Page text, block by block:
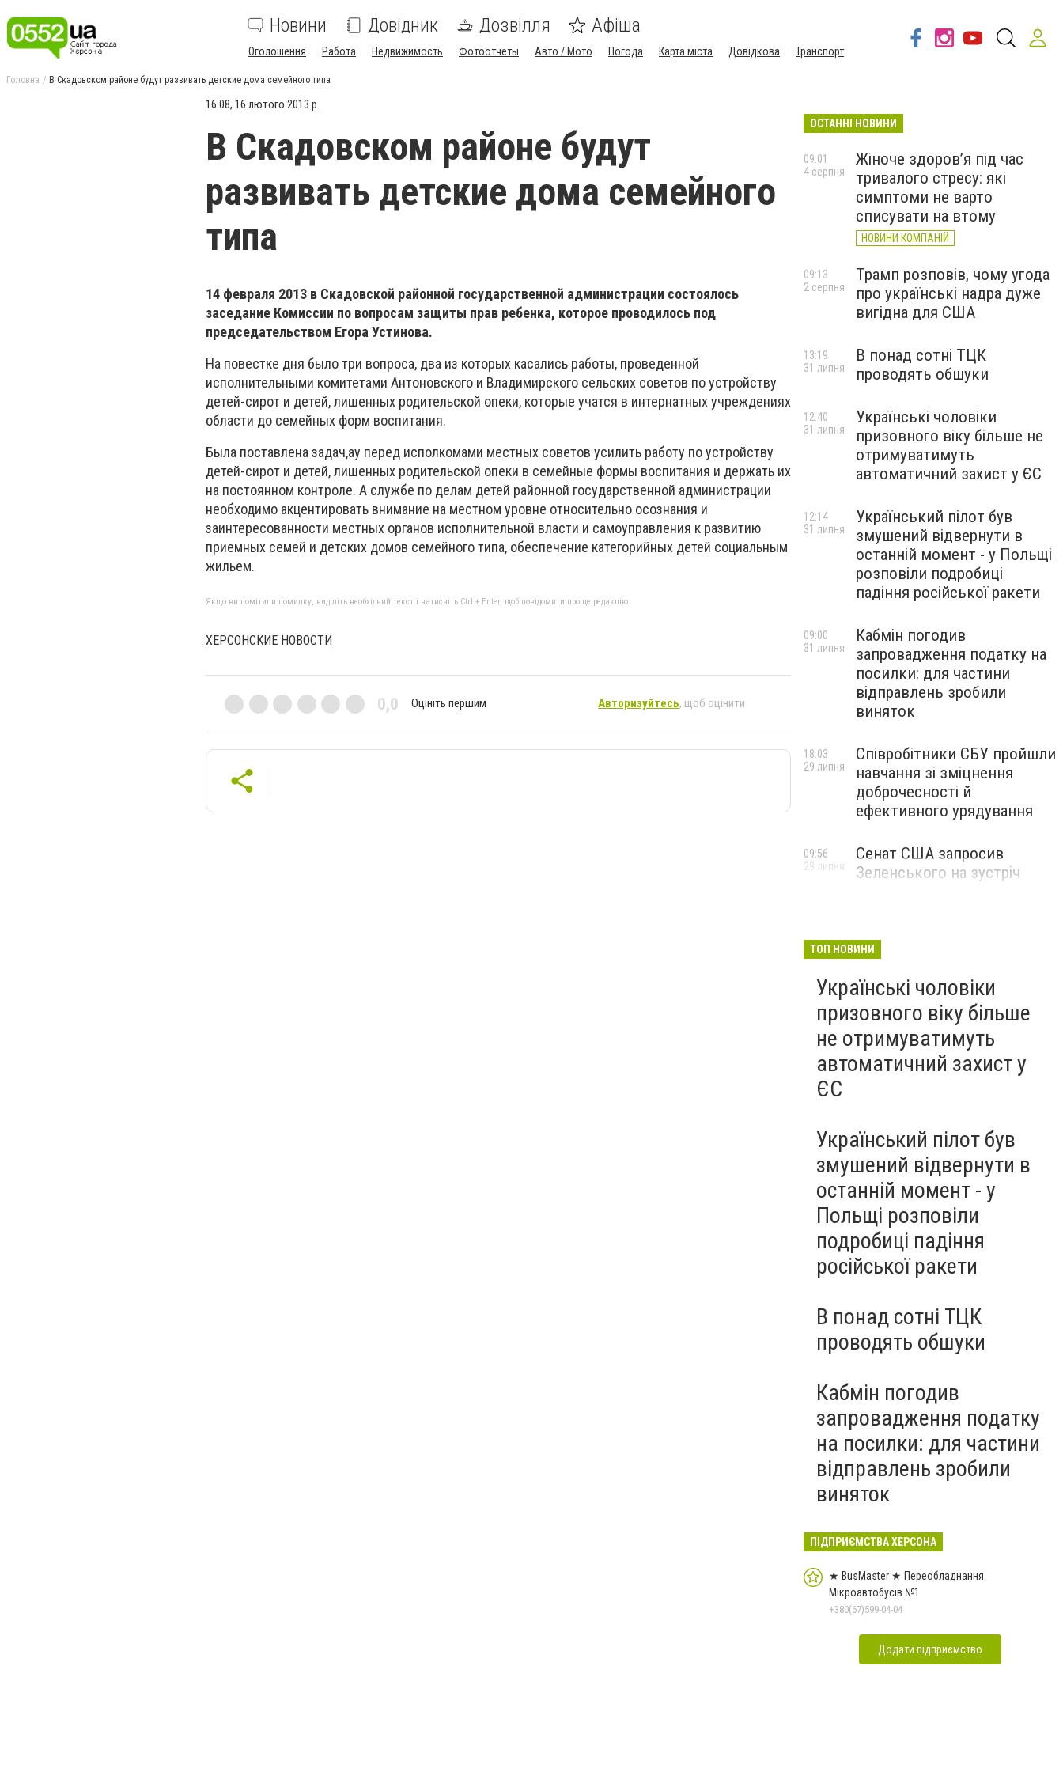
Новини Довідник Дозвілля Афіша
Оголошення Работа Недвижимость Фотоотчеты Авто / Мото Погода Карта міста Довідкова Транспорт
Головна В Скадовском районе будут развивать детские дома семейного типа
16:08, 16 лютого 2013 р.
В Скадовском районе будут
развивать детские дома семейного
типа
14 февраля 2013 в Скадовской районной государственной администрации состоялось
заседание Комиссии по вопросам защиты прав ребенка, которое проводилось под
председательством Егора Устинова.
На повестке дня было три вопроса, два из которых касались работы, проведенной
исполнительными комитетами Антоновского и Владимирского сельских советов по устройству
детей-сирот и детей, лишенных родительской опеки, которые учатся в интернатных учреждениях
области до семейных форм воспитания.
Была поставлена задач,ау перед исполкомами местных советов усилить работу по устройству
детей-сирот и детей, лишенных родительской опеки в семейные формы воспитания и держать их
на постоянном контроле. А службе по делам детей районной государственной администрации
необходимо акцентировать внимание на местном уровне относительно осознания и
заинтересованности местных органов исполнительной власти и самоуправления к развитию
приемных семей и детских домов семейного типа, обеспечение категорийных детей социальным
жильем.
Якщо ви помітили помилку, виділіть необхідний текст і натисніть Ctrl + Enter, щоб повідомити про це редакцію
ХЕРСОНСКИЕ НОВОСТИ
0,0 Оцініть першим Авторизуйтесь, щоб оцінити
ОСТАННІ НОВИНИ
Жіноче здоров’я під час
тривалого стресу: які
симптоми не варто
списувати на втому
НОВИНИ КОМПАНІЙ
09:01
4 серпня
Трамп розповів, чому угода
про українські надра дуже
вигідна для США
09:13
2 серпня
В понад сотні ТЦК
проводять обшуки
13:19
31 липня
Українські чоловіки
призовного віку більше не
отримуватимуть
автоматичний захист у ЄС
12:40
31 липня
Український пілот був
змушений відвернути в
останній момент - у Польщі
розповіли подробиці
падіння російської ракети
12:14
31 липня
Кабмін погодив
запровадження податку на
посилки: для частини
відправлень зробили
виняток
09:00
31 липня
Співробітники СБУ пройшли
навчання зі зміцнення
доброчесності й
ефективного урядування
18:03
29 липня
Сенат США запросив
Зеленського на зустріч
09:56
29 липня
ТОП НОВИНИ
Українські чоловіки
призовного віку більше
не отримуватимуть
автоматичний захист у
ЄС
Український пілот був
змушений відвернути в
останній момент - у
Польщі розповіли
подробиці падіння
російської ракети
В понад сотні ТЦК
проводять обшуки
Кабмін погодив
запровадження податку
на посилки: для частини
відправлень зробили
виняток
ПІДПРИЄМСТВА ХЕРСОНА
★ BusMaster ★ Переобладнання
Мікроавтобусів №1
+380(67)599-04-04
Додати підприємство